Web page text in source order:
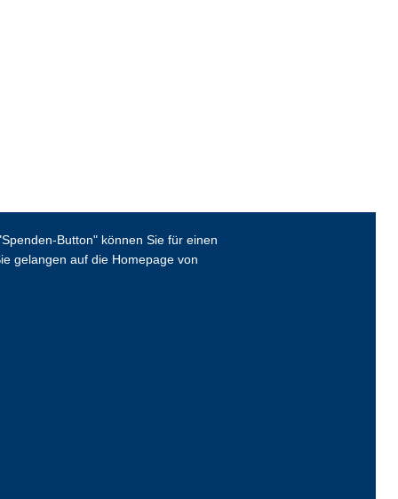
Button" können Sie für einen
gelangen auf die Homepage von